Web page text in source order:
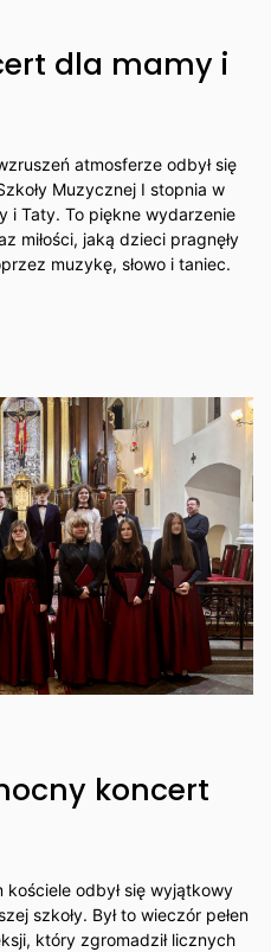
dla mamy i
atmosferze odbył się
Muzycznej I stopnia w
i Taty. To piękne wydarzenie
miłości, jaką dzieci pragnęły
muzykę, słowo i taniec.
koncert
kościele odbył się wyjątkowy
szkoły. Był to wieczór pełen
który zgromadził licznych